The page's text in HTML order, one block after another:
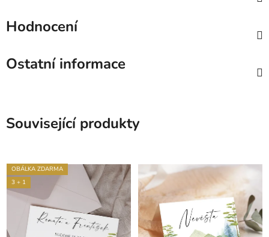
Hodnocení
Ostatní informace
Související produkty
OBÁLKA ZDARMA
3 + 1